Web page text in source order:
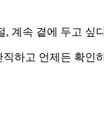
, 계속 곁에 두고 싶
하고 언제든 확인